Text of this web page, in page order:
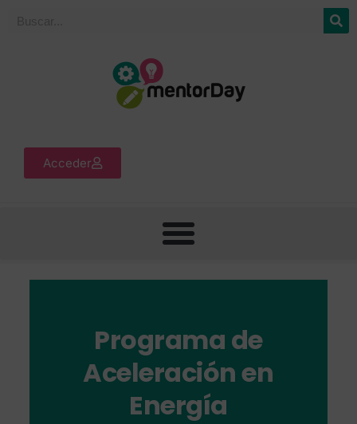
Acceder
Programa de
Aceleración en
Energía